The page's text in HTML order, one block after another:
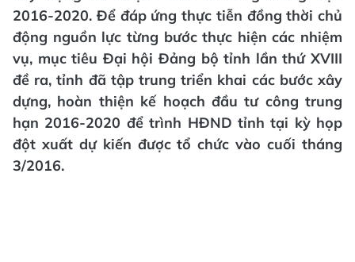
2016-2020. Để đáp ứng thực tiễn đồng thời chủ
động nguồn lực từng bước thực hiện các nhiệm
vụ, mục tiêu Đại hội Đảng bộ tỉnh lần thứ XVIII
đề ra, tỉnh đã tập trung triển khai các bước xây
dựng, hoàn thiện kế hoạch đầu tư công trung
hạn 2016-2020 để trình HĐND tỉnh tại kỳ họp
đột xuất dự kiến được tổ chức vào cuối tháng
3/2016.